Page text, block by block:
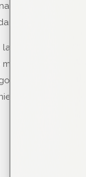
forma global!
y sentirte bien.
la consciencia
en cuenta